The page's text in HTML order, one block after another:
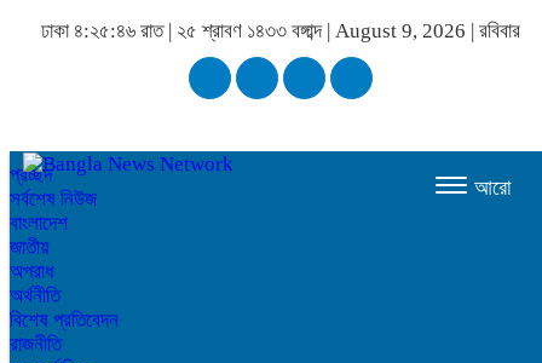
ঢাকা ৪:২৫:৪৬ রাত| ২৫ শ্রাবণ ১৪৩৩ বঙ্গাব্দ | August 9, 2026 | রবিবার
প্রচ্ছদ
সর্বশেষ নিউজ
বাংলাদেশ
জাতীয়
অপরাধ
অর্থনীতি
বিশেষ প্রতিবেদন
রাজনীতি
আরো